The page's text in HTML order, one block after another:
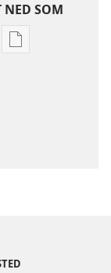
NED SOM